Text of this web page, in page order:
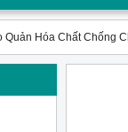
Quản Hóa Chất Chống